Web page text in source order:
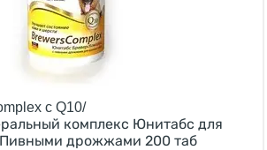
с Q10/
комплекс Юнитабс для
дрожжами 200 таб